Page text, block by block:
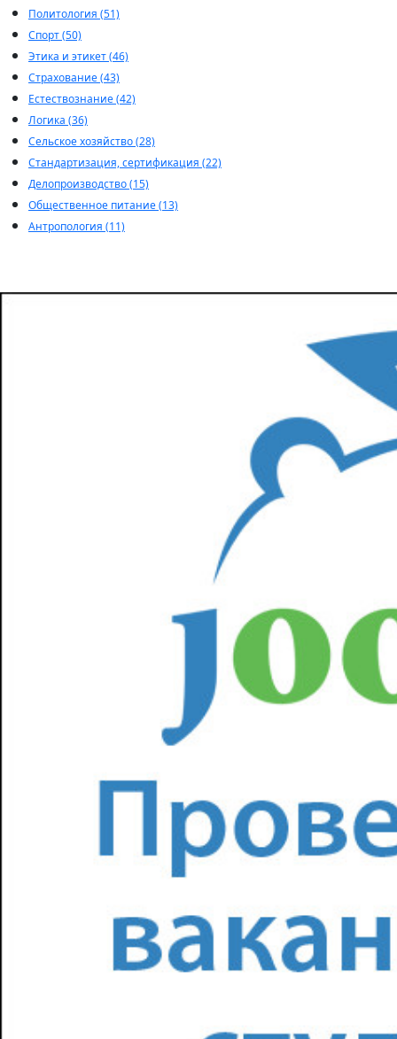
Политология (51)
Спорт (50)
Этика и этикет (46)
Страхование (43)
Естествознание (42)
Логика (36)
Сельское хозяйство (28)
Стандартизация, сертификация (22)
Делопроизводство (15)
Общественное питание (13)
Антропология (11)